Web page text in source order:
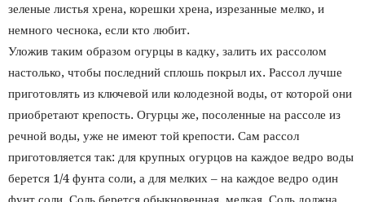
зеленые листья хрена, корешки хрена, изрезанные мелко, и
немного чеснока, если кто любит.
Уложив таким образом огурцы в кадку, залить их рассолом
настолько, чтобы последний сплошь покрыл их. Рассол лучше
приготовлять из ключевой или колодезной воды, от которой они
приобретают крепость. Огурцы же, посоленные на рассоле из
речной воды, уже не имеют той крепости. Сам рассол
приготовляется так: для крупных огурцов на каждое ведро воды
берется 1/4 фунта соли, а для мелких – на каждое ведро один